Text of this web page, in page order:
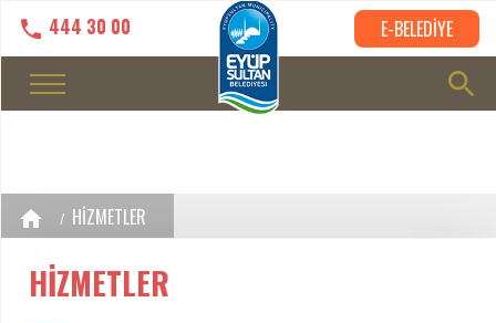
444 30 00 E-BELEDİYE
HİZMETLER
HİZMETLER